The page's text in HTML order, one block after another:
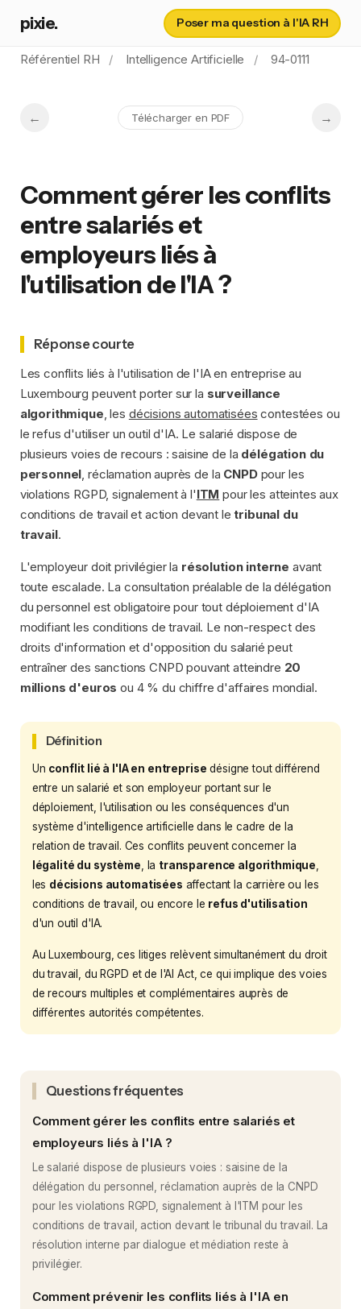
pixie. Poser ma question à l'IA RH
Référentiel RH Intelligence Artificielle 94-0111
Télécharger en PDF
Comment gérer les conflits
entre salariés et
employeurs liés à
l'utilisation de l'IA ?
Réponse courte
Les conflits liés à l'utilisation de l'IA en entreprise au
Luxembourg peuvent porter sur la surveillance
algorithmique , les décisions automatisées contestées ou
le refus d'utiliser un outil d'IA. Le salarié dispose de
plusieurs voies de recours : saisine de la délégation du
personnel , réclamation auprès de la CNPDpour les
violations RGPD, signalement à l'ITM pour les atteintes aux
conditions de travail et action devant letribunal du
travail.
L'employeur doit privilégier la résolution interne avant
toute escalade. La consultation préalable de la délégation
du personnel est obligatoire pour tout déploiement d'IA
modifiant les conditions de travail. Le non-respect des
droits d'information et d'opposition du salarié peut
entraîner des sanctions CNPD pouvant atteindre 20
millions d'euros ou 4 % du chiffre d'affaires mondial.
Définition
Un conflit lié à l'IA en entreprise désigne tout différend
entre un salarié et son employeur portant sur le
déploiement, l'utilisation ou les conséquences d'un
système d'intelligence artificielle dans le cadre de la
relation de travail. Ces conflits peuvent concerner la
légalité du système , la transparence algorithmique
les décisions automatisées affectant la carrière ou les
conditions de travail, ou encore le refus d'utilisation
d'un outil d'IA.
Au Luxembourg, ces litiges relèvent simultanément du droit
du travail, du RGPD et de l'AI Act, ce qui implique des voies
de recours multiples et complémentaires auprès de
différentes autorités compétentes.
Questions fréquentes
Comment gérer les conflits entre salariés et
employeurs liés à l'IA ?
Le salarié dispose de plusieurs voies : saisine de la
délégation du personnel, réclamation auprès de la CNPD
pour les violations RGPD, signalement à l'ITM pour les
conditions de travail, action devant le tribunal du travail. La
résolution interne par dialogue et médiation reste à
privilégier.
Comment prévenir les conflits liés à l'IA en